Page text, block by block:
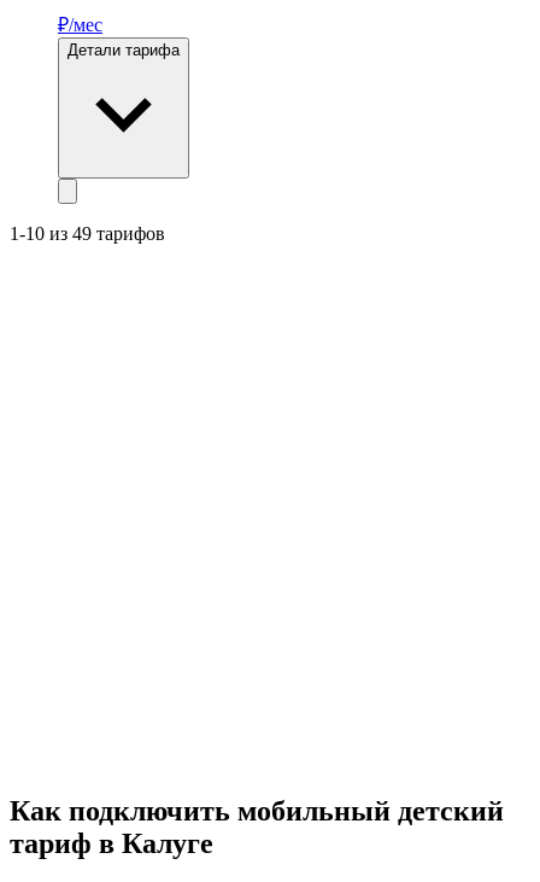
₽/мес
Детали тарифа
1-10 из 49 тарифов
Как подключить мобильный детский
тариф в Калуге